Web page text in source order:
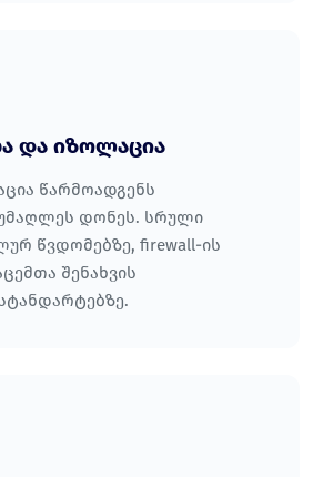
და იზოლაცია
წარმოადგენს
დონეს. სრული
წვდომებზე, firewall-ის
შენახვის